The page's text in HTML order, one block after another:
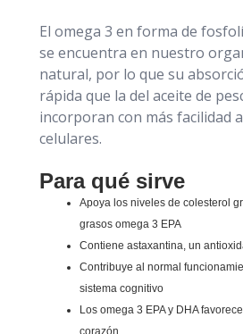
El omega 3 en forma de
se encuentra en nuestro
natural, por lo que su
rápida que la del aceite de
incorporan con más facilidad
celulares.
Para qué sirve
Apoya los niveles de colesterol
grasos omega 3 EPA
Contiene astaxantina, un
Contribuye al normal
sistema cognitivo
Los omega 3 EPA y DHA
corazón